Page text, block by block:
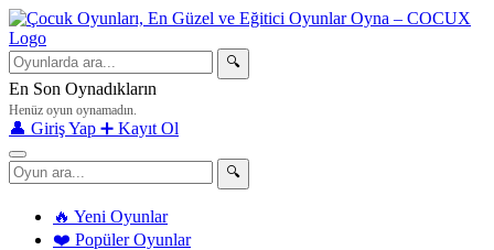
🔍
En Son Oynadıkların
Henüz oyun oynamadın.
👤 Giriş Yap ➕ Kayıt Ol
🔍
🔥 Yeni Oyunlar
❤️ Popüler Oyunlar